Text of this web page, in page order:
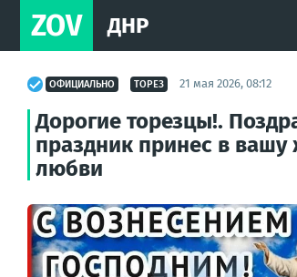
ZOV ДНР
ОФИЦИАЛЬНО ТОРЕЗ 21 мая 2026, 08:12
Дорогие торезцы!.
праздник принес в
любви